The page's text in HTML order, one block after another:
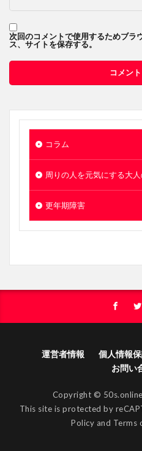
次回のコメントで使用するためブラ
ス、サイトを保存する。
コラム
周りの人を元気にする大
更年期障害
運営者情報 個人情報
お問い
Copyright ©
This site is protected by
Policy and Terms